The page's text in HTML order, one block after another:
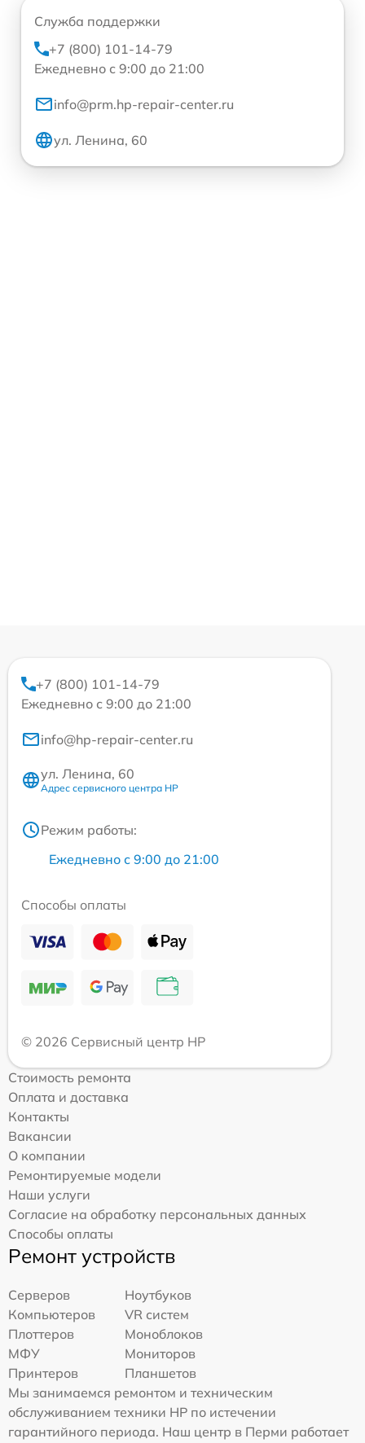
Служба поддержки
+7 (800) 101-14-79
Ежедневно с 9:00 до 21:00
info@prm.hp-repair-center.ru
ул. Ленина, 60
+7 (800) 101-14-79
Ежедневно с 9:00 до 21:00
info@hp-repair-center.ru
ул. Ленина, 60
Адрес сервисного центра HP
Режим работы:
Ежедневно с 9:00 до 21:00
Способы оплаты
© 2026 Сервисный центр HP
Стоимость ремонта
Оплата и доставка
Контакты
Вакансии
О компании
Ремонтируемые модели
Наши услуги
Согласие на обработку персональных данных
Способы оплаты
Ремонт устройств
Серверов
Ноутбуков
Компьютеров
VR систем
Плоттеров
Моноблоков
МФУ
Мониторов
Принтеров
Планшетов
Мы занимаемся ремонтом и техническим
обслуживанием техники HP по истечении
гарантийного периода. Наш центр в Перми работает